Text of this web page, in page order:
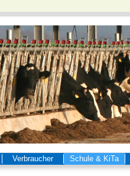
Verbraucher Schule & KiTa